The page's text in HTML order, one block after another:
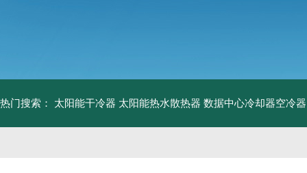
热门搜索： 太阳能干冷器 太阳能热水散热器 数据中心冷却器空冷器